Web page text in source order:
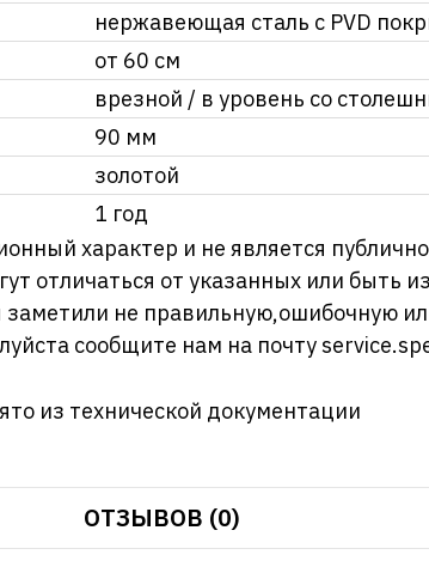
нержавеющая сталь с PVD
от 60 см
врезной / в уровень со
90 мм
золотой
1 год
характер и не является
отличаться от указанных или быть
заметили не правильную,ошибочную
сообщите нам на почту
из технической документации
ОТЗЫВОВ (0)